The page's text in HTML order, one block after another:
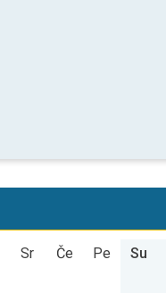
Sr Če Pe Su